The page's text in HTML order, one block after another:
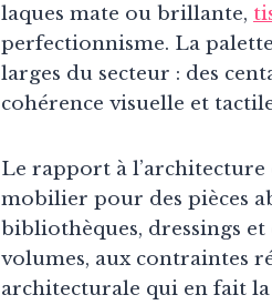
laques mate ou brillante,
perfectionnisme. La
larges du secteur : des
cohérence visuelle et
Le rapport à
mobilier pour des pièces
bibliothèques, dressings et
volumes, aux contraintes
architecturale qui en fait